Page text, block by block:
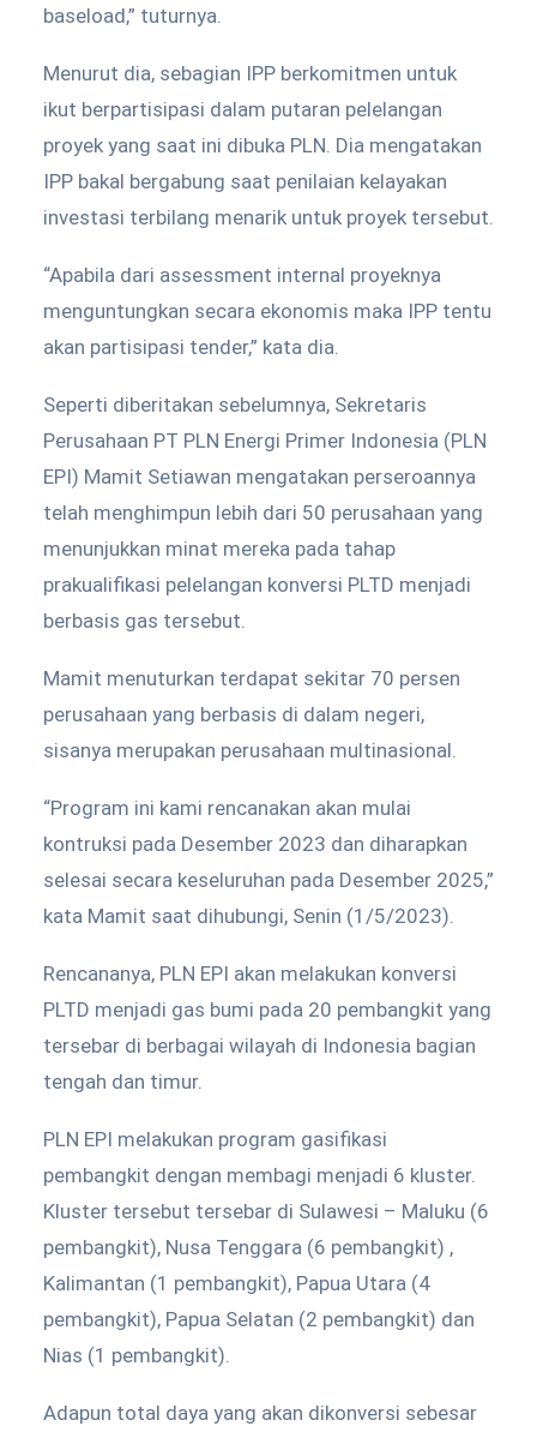
baseload,” tuturnya.
Menurut dia, sebagian IPP berkomitmen untuk
ikut berpartisipasi dalam putaran pelelangan
proyek yang saat ini dibuka PLN. Dia mengatakan
IPP bakal bergabung saat penilaian kelayakan
investasi terbilang menarik untuk proyek tersebut.
“Apabila dari assessment internal proyeknya
menguntungkan secara ekonomis maka IPP tentu
akan partisipasi tender,” kata dia.
Seperti diberitakan sebelumnya, Sekretaris
Perusahaan PT PLN Energi Primer Indonesia (PLN
EPI) Mamit Setiawan mengatakan perseroannya
telah menghimpun lebih dari 50 perusahaan yang
menunjukkan minat mereka pada tahap
prakualifikasi pelelangan konversi PLTD menjadi
berbasis gas tersebut.
Mamit menuturkan terdapat sekitar 70 persen
perusahaan yang berbasis di dalam negeri,
sisanya merupakan perusahaan multinasional.
“Program ini kami rencanakan akan mulai
kontruksi pada Desember 2023 dan diharapkan
selesai secara keseluruhan pada Desember 2025,”
kata Mamit saat dihubungi, Senin (1/5/2023).
Rencananya, PLN EPI akan melakukan konversi
PLTD menjadi gas bumi pada 20 pembangkit yang
tersebar di berbagai wilayah di Indonesia bagian
tengah dan timur.
PLN EPI melakukan program gasifikasi
pembangkit dengan membagi menjadi 6 kluster.
Kluster tersebut tersebar di Sulawesi – Maluku (6
pembangkit), Nusa Tenggara (6 pembangkit) ,
Kalimantan (1 pembangkit), Papua Utara (4
pembangkit), Papua Selatan (2 pembangkit) dan
Nias (1 pembangkit).
Adapun total daya yang akan dikonversi sebesar